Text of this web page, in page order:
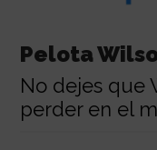
Pelota
No dejes que
perder en el